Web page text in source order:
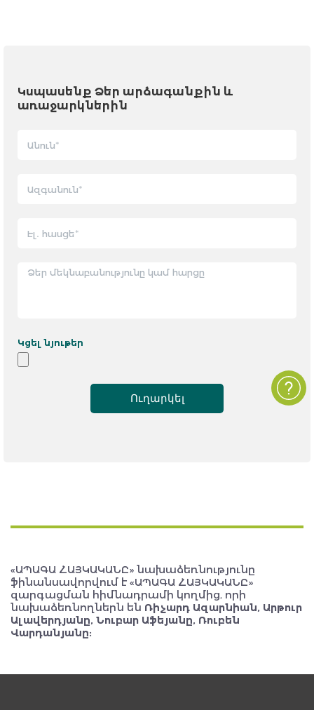
Կսպասենք Ձեր արձագանքին և
առաջարկներին
Կցել նյութեր
Ուղարկել
«ԱՊԱԳԱ ՀԱՅԿԱԿԱՆԸ» նախաձեռնությունը
ֆինանսավորվում է «ԱՊԱԳԱ ՀԱՅԿԱԿԱՆԸ»
զարգացման հիմնադրամի կողմից, որի
նախաձեռնողներն են Ռիչարդ Ազարնիան, Արթուր
Ալավերդյանը, Նուբար Աֆեյանը, Ռուբեն
Վարդանյանը: